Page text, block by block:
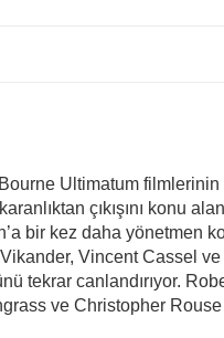
Ultimatum
çıkışını konu
bir kez daha yönetmen
Vincent Cassel
tekrar canlandırıyor.
ve Christopher Rouse